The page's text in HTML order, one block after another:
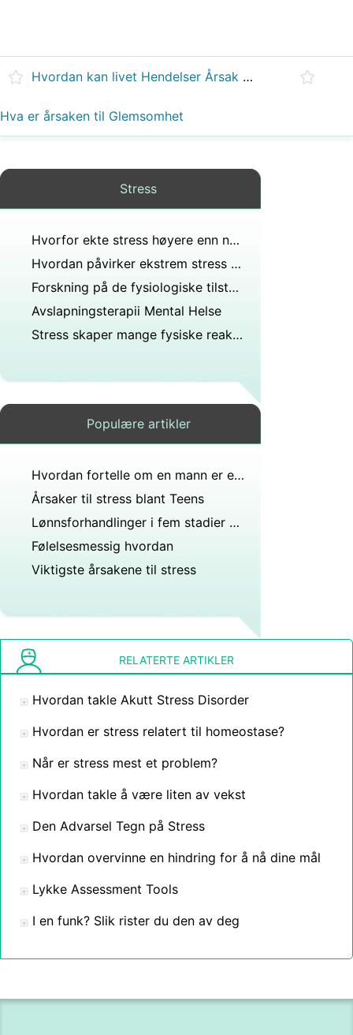
Hvordan kan livet Hendelser Årsak Stress
Hva er årsaken til Glemsomhet
Stress
Hvorfor ekte stress høyere enn nominell stress?
Hvordan påvirker ekstrem stress og angst oss?
Forskning på de fysiologiske tilstandene som følger med spesifikke følelser indikerer at?
Avslapningsterapii Mental Helse
Stress skaper mange fysiske reaksjoner som fokusert konsentrasjon og økt smidighet?
Populære artikler
Hvordan fortelle om en mann er en perfeksjonist
Årsaker til stress blant Teens
Lønnsforhandlinger i fem stadier av sorg
Følelsesmessig hvordan
Viktigste årsakene til stress
RELATERTE ARTIKLER
Hvordan takle Akutt Stress Disorder
Hvordan er stress relatert til homeostase?
Når er stress mest et problem?
Hvordan takle å være liten av vekst
Den Advarsel Tegn på Stress
Hvordan overvinne en hindring for å nå dine mål
Lykke Assessment Tools
I en funk? Slik rister du den av deg